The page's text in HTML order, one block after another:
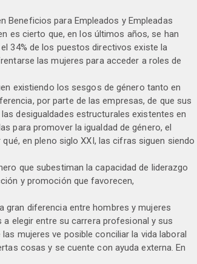
Beneficios para Empleados y Empleadas
es cierto que, en los últimos años, se han
34% de los puestos directivos existe la
las mujeres para acceder a roles de
existiendo los sesgos de género tanto en
por parte de las empresas, de que sus
desigualdades estructurales existentes en
para promover la igualdad de género, el
en pleno siglo XXI, las cifras siguen siendo
que subestiman la capacidad de liderazgo
y promoción que favorecen,
gran diferencia entre hombres y mujeres
elegir entre su carrera profesional y sus
mujeres ve posible conciliar la vida laboral
cosas y se cuente con ayuda externa. En